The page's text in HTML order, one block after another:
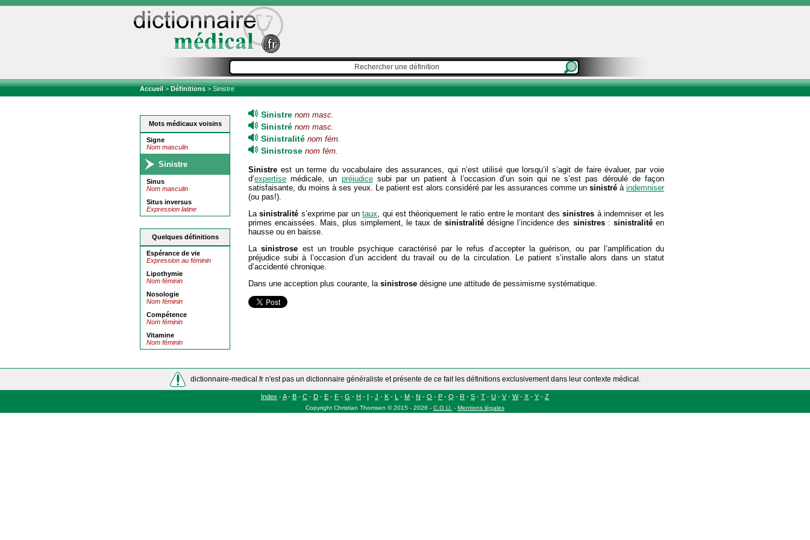
Accueil>Définitions> Sinistre
Mots médicaux voisins
Signe
Nom masculin
Sinistre
Sinus
Nom masculin
Situs inversus
Expression latine
Quelques définitions
Espérance de vie
Expression au féminin
Lipothymie
Nom féminin
Nosologie
Nom féminin
Compétence
Nom féminin
Vitamine
Nom féminin
Sinistre nom masc.
Sinistré nom masc.
Sinistralité nom fém.
Sinistrose nom fém.
Sinistre est un terme du vocabulaire des assurances, qui n’est utilisé que lorsqu’il s’agit de faire évaluer, par voie
d’expertise médicale, un préjudicesubi par un patient à l’occasion d’un soin qui ne s’est pas déroulé de façon
satisfaisante, du moins à ses yeux. Le patient est alors considéré par les assurances comme un sinistréàindemniser
(ou pas!).
Lasinistralité s’exprime par untaux, qui est théoriquement le ratio entre le montant dessinistres à indemniser et les
primes encaissées. Mais, plus simplement, le taux desinistralitédésigne l’incidence des sinistres: sinistralitéen
hausse ou en baisse.
Lasinistrose est un trouble psychique caractérisé par le refus d’accepter la guérison, ou par l’amplification du
préjudice subi à l’occasion d’un accident du travail ou de la circulation. Le patient s’installe alors dans un statut
d’accidenté chronique.
Dans une acception plus courante, la sinistrose désigne une attitude de pessimisme systématique.
dictionnaire-medical.fr n'est pas un dictionnaire généraliste et présente de ce fait les définitions exclusivement dans leur contexte médical.
Index -A- B - C - D - E - F - G - H - I - J - K - L - M - N - O - P - Q - R - S - T - U - V- W- X - Y - Z
Copyright Christian Thomsen ©2015 - 2026 - C.G.U. - Mentions légales